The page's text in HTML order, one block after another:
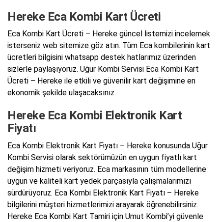
Hereke Eca Kombi Kart Ücreti
Eca Kombi Kart Ücreti – Hereke güncel listemizi incelemek
isterseniz web sitemize göz atın. Tüm Eca kombilerinin kart
ücretleri bilgisini whatsapp destek hatlarımız üzerinden
sizlerle paylaşıyoruz. Uğur Kombi Servisi Eca Kombi Kart
Ücreti – Hereke ile etkili ve güvenilir kart değişimine en
ekonomik şekilde ulaşacaksınız.
Hereke Eca Kombi Elektronik Kart
Fiyatı
Eca Kombi Elektronik Kart Fiyatı – Hereke konusunda Uğur
Kombi Servisi olarak sektörümüzün en uygun fiyatlı kart
değişim hizmeti veriyoruz. Eca markasının tüm modellerine
uygun ve kaliteli kart yedek parçasıyla çalışmalarımızı
sürdürüyoruz. Eca Kombi Elektronik Kart Fiyatı – Hereke
bilgilerini müşteri hizmetlerimizi arayarak öğrenebilirsiniz.
Hereke Eca Kombi Kart Tamiri için Umut Kombi’yi güvenle